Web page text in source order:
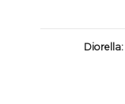
Diorella: